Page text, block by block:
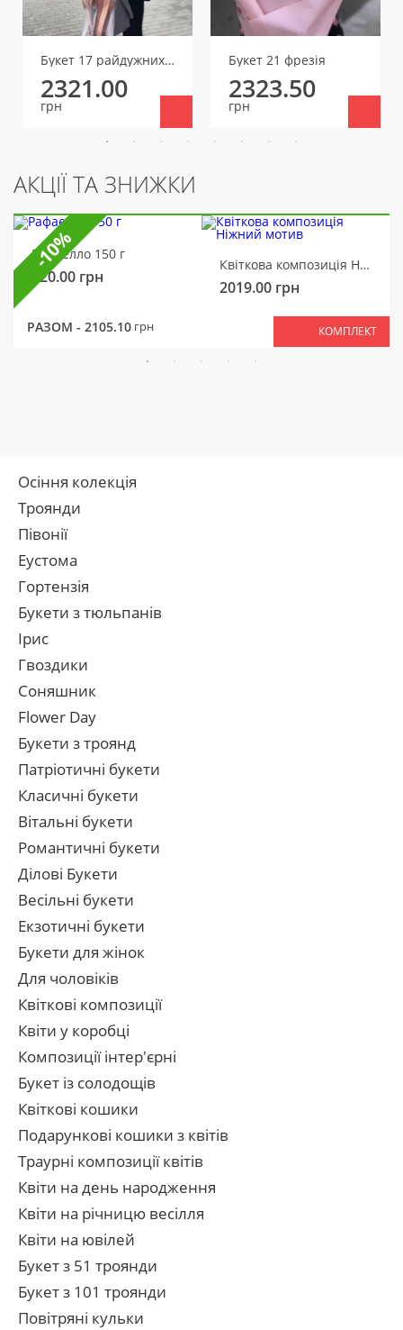
Букет 17 райдужних гіпсофіл
2321.00
грн
Букет 21 фрезія
2323.50
грн
АКЦІЇ ТА ЗНИЖКИ
Рафаелло 150 г
320.00 грн
Квіткова композиція Ніжний мотив
2019.00 грн
РАЗОМ - 2105.10 грн КОМПЛЕКТ
-10%
Осіння колекція
Троянди
Півонії
Еустома
Гортензія
Букети з тюльпанів
Ірис
Гвоздики
Соняшник
Flower Day
Букети з троянд
Патріотичні букети
Класичні букети
Вітальні букети
Романтичні букети
Ділові Букети
Весільні букети
Екзотичні букети
Букети для жінок
Для чоловіків
Квіткові композиції
Квіти у коробці
Композиції інтер'єрні
Букет із солодощів
Квіткові кошики
Подарункові кошики з квітів
Траурні композиції квітів
Квіти на день народження
Квіти на річницю весілля
Квіти на ювілей
Букет з 51 троянди
Букет з 101 троянди
Повітряні кульки